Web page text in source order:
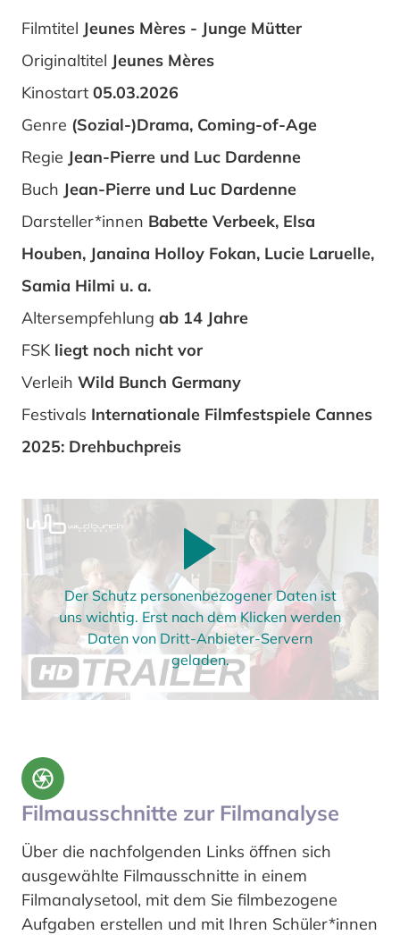
Filmtitel Jeunes Mères - Junge Mütter
Originaltitel Jeunes Mères
Kinostart 05.03.2026
Genre (Sozial-)Drama, Coming-of-Age
Regie Jean-Pierre und Luc Dardenne
Buch Jean-Pierre und Luc Dardenne
Darsteller*innen Babette Verbeek, Elsa
Houben, Janaina Holloy Fokan, Lucie Laruelle,
Samia Hilmi u. a.
Altersempfehlung ab 14 Jahre
FSK liegt noch nicht vor
Verleih Wild Bunch Germany
Festivals Internationale Filmfestspiele Cannes
2025: Drehbuchpreis
Der Schutz personenbezogener Daten ist
uns wichtig. Erst nach dem Klicken werden
Daten von Dritt-Anbieter-Servern
geladen.
Filmausschnitte zur Filmanalyse
Über die nachfolgenden Links öffnen sich
ausgewählte Filmausschnitte in einem
Filmanalysetool, mit dem Sie filmbezogene
Aufgaben erstellen und mit Ihren Schüler*innen